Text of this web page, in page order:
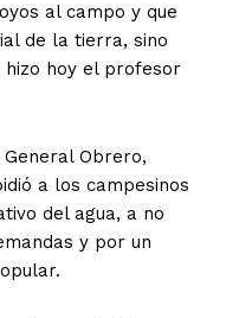
al campo y que
de la tierra, sino
hizo hoy el profesor
Obrero,
a los campesinos
del agua, a no
y por un